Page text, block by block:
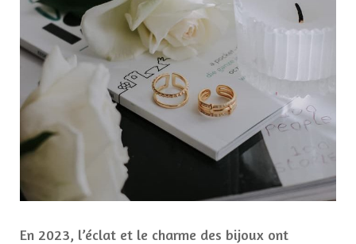
porter
en
2023
En 2023, l’éclat et le charme des bijoux ont